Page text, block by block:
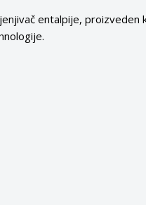
entalpije, proizveden